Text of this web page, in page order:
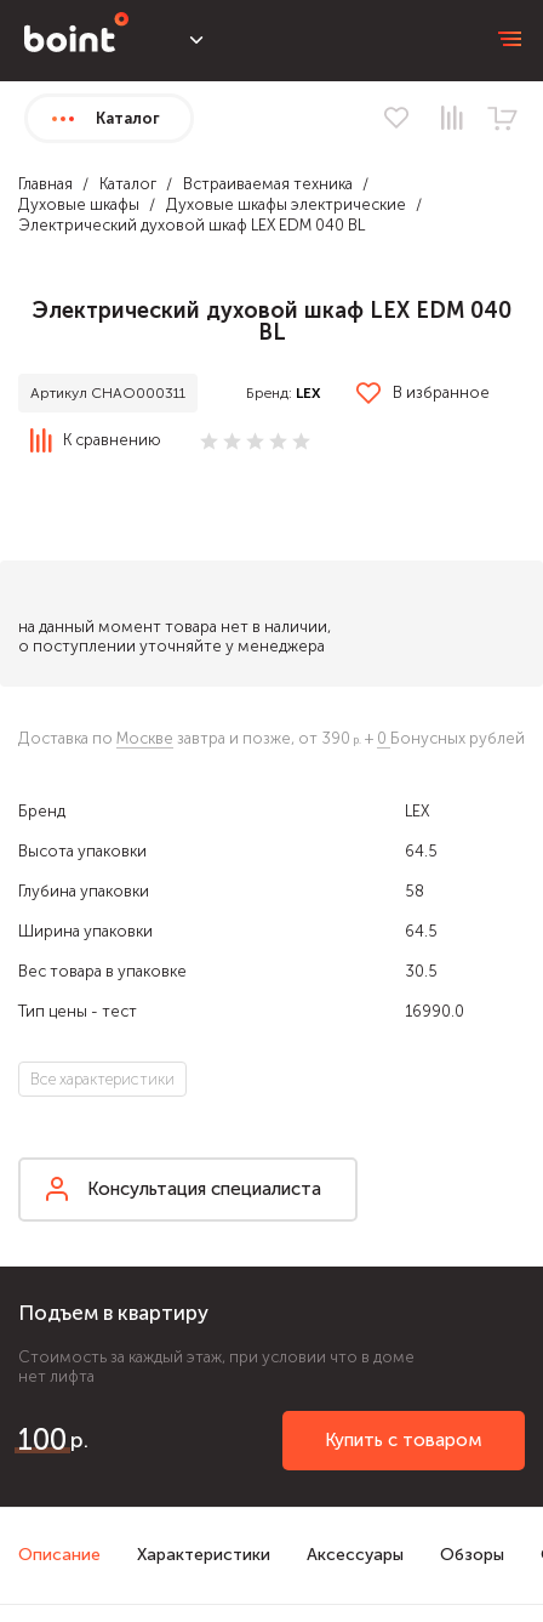
Каталог
Главная Каталог
Встраиваемая техника
Духовые шкафы
Духовые шкафы электрические
Электрический духовой шкаф LEX EDM 040 BL
Электрический духовой шкаф LEX EDM 040
BL
Артикул CHAO000311 Бренд: LEX В избранное
К сравнению
Бренд LEX
Высота упаковки 64.5
Глубина упаковки 58
Ширина упаковки 64.5
Вес товара в упаковке 30.5
Тип цены - тест 16990.0
Все характеристики
Консультация специалиста
на данный момент товара нет в наличии,
о поступлении уточняйте у менеджера
Доставка по Москве завтра и позже, от 390 + 0 Бонусных рублей
Подъем в квартиру
Стоимость за каждый этаж, при условии что в доме
нет лифта
100 Купить с товаром
Описание Характеристики Аксессуары Обзоры